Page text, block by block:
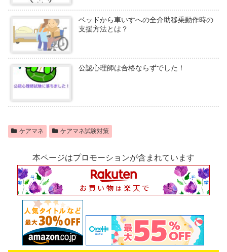
ベッドから車いすへの全介助移乗動作時の
支援方法とは？
公認心理師は合格ならずでした！
ケアマネ ケアマネ試験対策
本ページはプロモーションが含まれています